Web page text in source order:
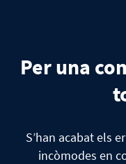
Per una
S’han acabat els
incòmodes en